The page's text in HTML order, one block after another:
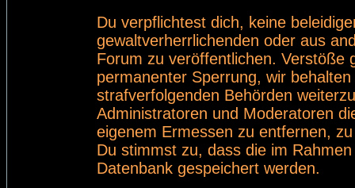
Du verpflichtest dich, keine
gewaltverherrlichenden oder aus
Forum zu veröffentlichen. Verstöße
permanenter Sperrung, wir
strafverfolgenden Behörden
Administratoren und Moderatoren
eigenem Ermessen zu entfernen,
Du stimmst zu, dass die im
Datenbank gespeichert werden.